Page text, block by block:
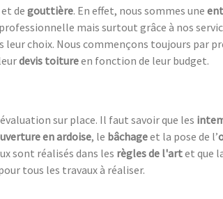
et de gouttière. En effet, nous sommes une
mais surtout grâce à nos
choix. Nous commençons toujours par
devis toitureen fonction de leur budget.
sur place. Il faut savoir que les
en ardoise, le bâchageet la pose de l’
sont réalisés dans les règles de l'artet que
tous les travaux à réaliser.